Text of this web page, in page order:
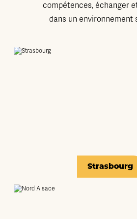
compétences, échanger
dans un environnement
Strasbourg